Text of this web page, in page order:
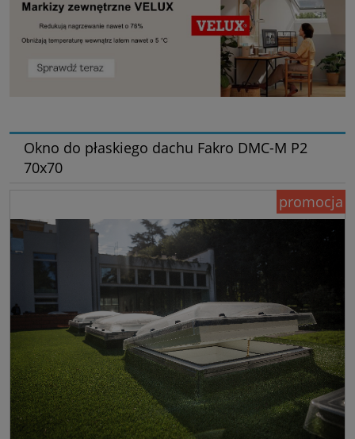
Okno do płaskiego dachu Fakro DMC-M P2
70x70
promocja